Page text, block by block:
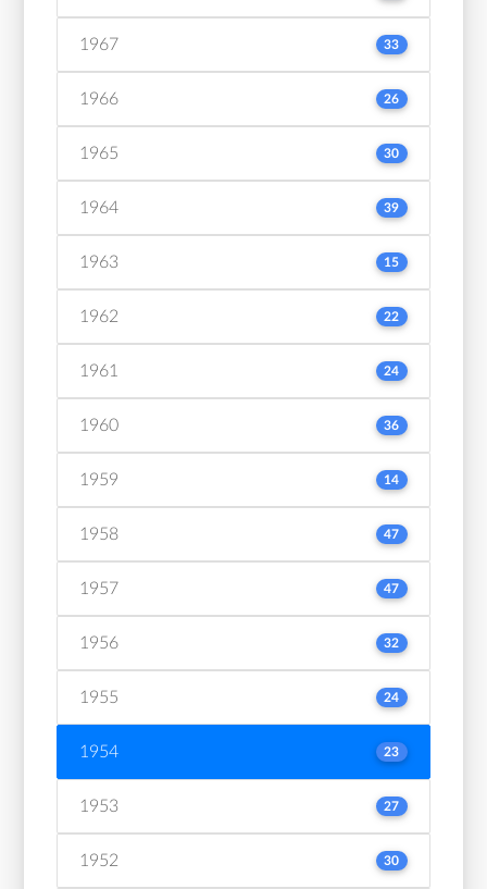
1967 33
1966 26
1965 30
1964 39
1963 15
1962 22
1961 24
1960 36
1959 14
1958 47
1957 47
1956 32
1955 24
1954 23
1953 27
1952 30